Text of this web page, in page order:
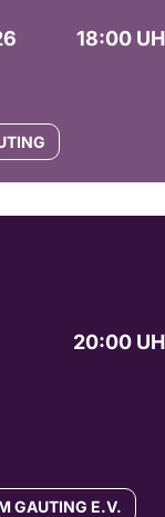
18:00
20:00
GAUTING E.V.